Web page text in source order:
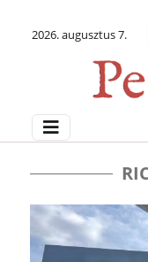
2026. augusztus 7.